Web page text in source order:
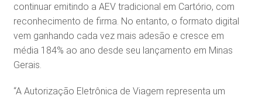
continuar emitindo a AEV tradicional em Cartório, com
reconhecimento de firma. No entanto, o formato digital
vem ganhando cada vez mais adesão e cresce em
média 184% ao ano desde seu lançamento em Minas
Gerais.
“A Autorização Eletrônica de Viagem representa um